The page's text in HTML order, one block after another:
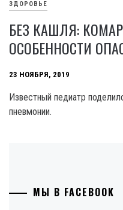
ЗДОРОВЬЕ
БЕЗ КАШЛЯ:
ОСОБЕННОСТИ
23 НОЯБРЯ, 2019
Известный педиатр
пневмонии.
МЫ В FACEBOOK